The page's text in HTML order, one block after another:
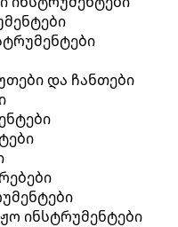
და ჩანთები
ინსტრუმენტები